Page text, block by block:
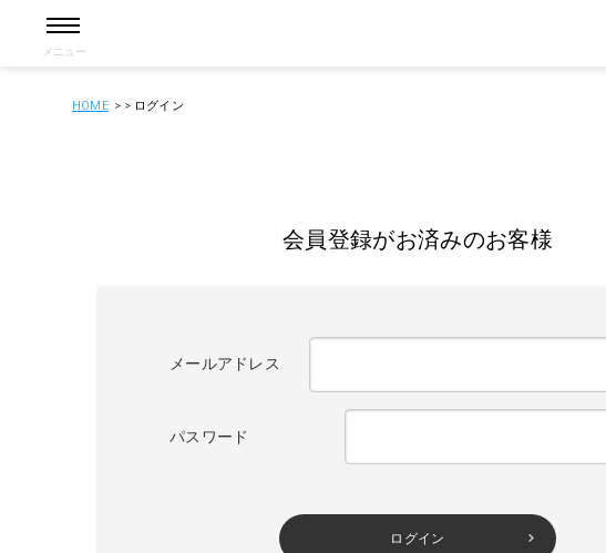
メニュー
HOME ログイン
会員登録がお済みのお客様
メールアドレス
パスワード
ログイン